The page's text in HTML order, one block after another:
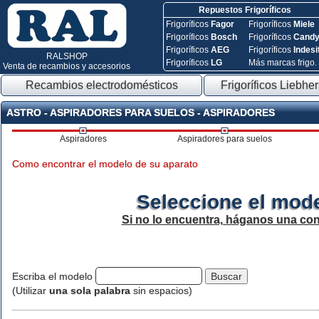
RALSHOP
Venta de recambios y accesorios
Repuestos Frigoríficos
Frigoríficos Fagor
Frigoríficos Bosch
FrigoríficosAEG
Frigoríficos LG
Frigoríficos Miele
Frigoríficos
Frigoríficos
Más marcas frigo.
Recambios electrodomésticos Frigoríficos
ASTRO - ASPIRADORES PARA SUELOS - ASPIRADORES
Aspiradores Aspiradores para suelos
Como encontrar el modelo de su aparato
Seleccione el
Si no lo encuentra, háganos una
Escriba el modelo
(Utilizar una sola palabra sin espacios)